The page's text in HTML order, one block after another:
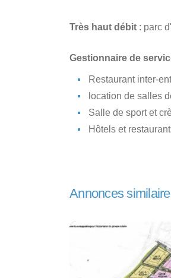
Très haut débit : parc
Gestionnaire de
Restaurant inter-
location de salles
Salle de sport et
Hôtels et
Annonces